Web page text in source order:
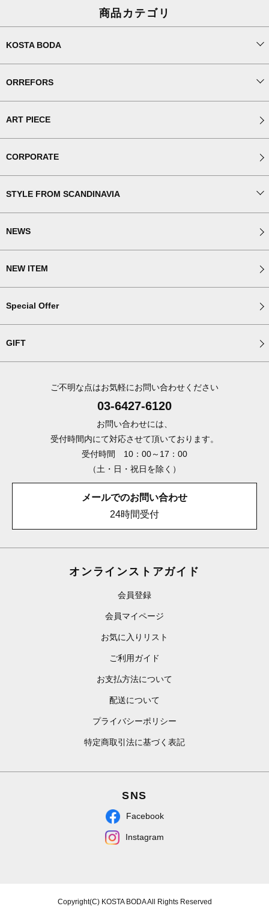
商品カテゴリ
KOSTA BODA
ORREFORS
ART PIECE
CORPORATE
STYLE FROM SCANDINAVIA
NEWS
NEW ITEM
Special Offer
GIFT
ご不明な点はお気軽にお問い合わせください
03-6427-6120
お問い合わせには、
受付時間内にて対応させて頂いております。
受付時間 10：00～17：00
（土・日・祝日を除く）
メールでのお問い合わせ
24時間受付
オンラインストアガイド
会員登録
会員マイページ
お気に入りリスト
ご利用ガイド
お支払方法について
配送について
プライバシーポリシー
特定商取引法に基づく表記
SNS
Facebook
Instagram
Copyright(C) KOSTA BODA All Rights Reserved